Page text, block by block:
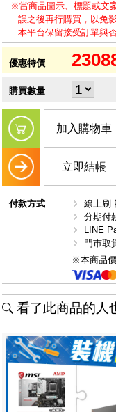
※當商品圖示、標題或文
誤之後再行購買，以免
本平台保留接受訂單與
優惠特價
購買數量
加入購物車
立即結帳
付款方式
線上刷
分期付
LINE
門市取
※本商品
看了此商品的人